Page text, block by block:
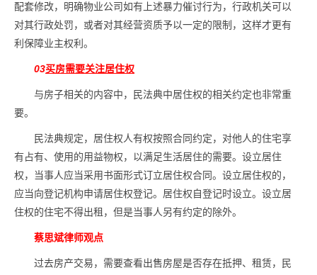
配套修改，明确物业公司如有上述暴力催讨行为，行政机关可以
对其行政处罚，或者对其经营资质予以一定的限制，这样才更有
利保障业主权利。
03买房需要关注居住权
与房子相关的内容中，民法典中居住权的相关约定也非常重
要。
民法典规定，居住权人有权按照合同约定，对他人的住宅享
有占有、使用的用益物权，以满足生活居住的需要。设立居住
权，当事人应当采用书面形式订立居住权合同。设立居住权的，
应当向登记机构申请居住权登记。居住权自登记时设立。设立居
住权的住宅不得出租，但是当事人另有约定的除外。
蔡思斌律师观点
过去房产交易，需要查看出售房屋是否存在抵押、租赁，民